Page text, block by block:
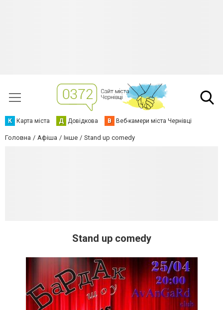
К Карта міста Д Довідкова В Веб-камери міста Чернівці
Головна Афіша Інше Stand up comedy
Stand up comedy